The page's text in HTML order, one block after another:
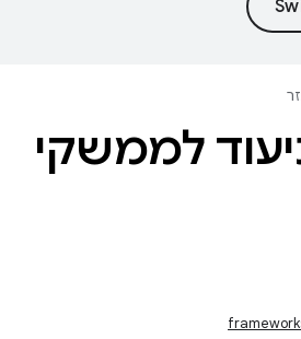
לממשקי